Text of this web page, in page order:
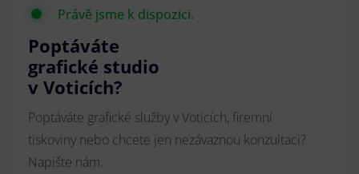
Právě jsme k dispozici.
Poptáváte
grafické studio
v Voticích?
Poptáváte grafické služby v Voticích, firemní
tiskoviny nebo chcete jen nezávaznou konzultaci?
Napište nám.